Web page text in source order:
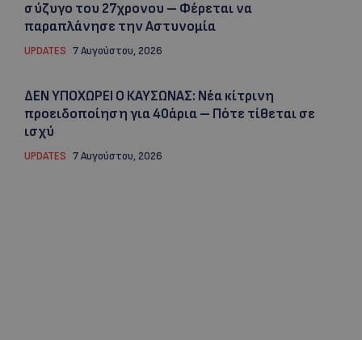
σύζυγο του 27χρονου – Φέρεται να
παραπλάνησε την Αστυνομία
UPDATES 7 Αυγούστου, 2026
ΔΕΝ ΥΠΟΧΩΡΕΙ Ο ΚΑΥΣΩΝΑΣ: Νέα κίτρινη
προειδοποίηση για 40άρια – Πότε τίθεται σε
ισχύ
UPDATES 7 Αυγούστου, 2026